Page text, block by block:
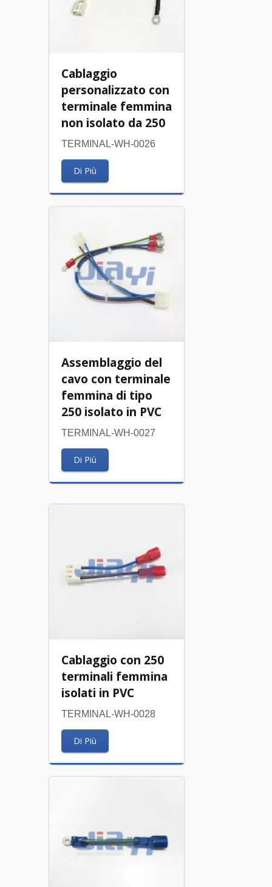
Cablaggio
personalizzato con
terminale femmina
non isolato da 250
TERMINAL-WH-0026
Di Più
Assemblaggio del
cavo con terminale
femmina di tipo
250 isolato in PVC
TERMINAL-WH-0027
Di Più
Cablaggio con 250
terminali femmina
isolati in PVC
TERMINAL-WH-0028
Di Più